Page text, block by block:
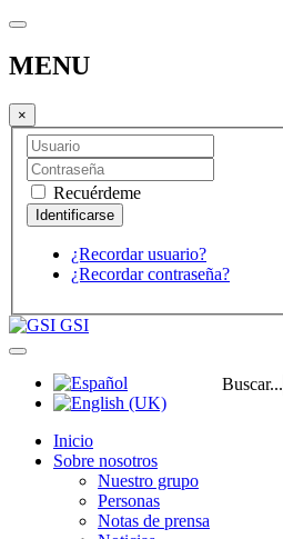
MENU
×
Recuérdeme
¿Recordar usuario?
¿Recordar contraseña?
GSI
Buscar...
Inicio
Sobre nosotros
Nuestro grupo
Personas
Notas de prensa